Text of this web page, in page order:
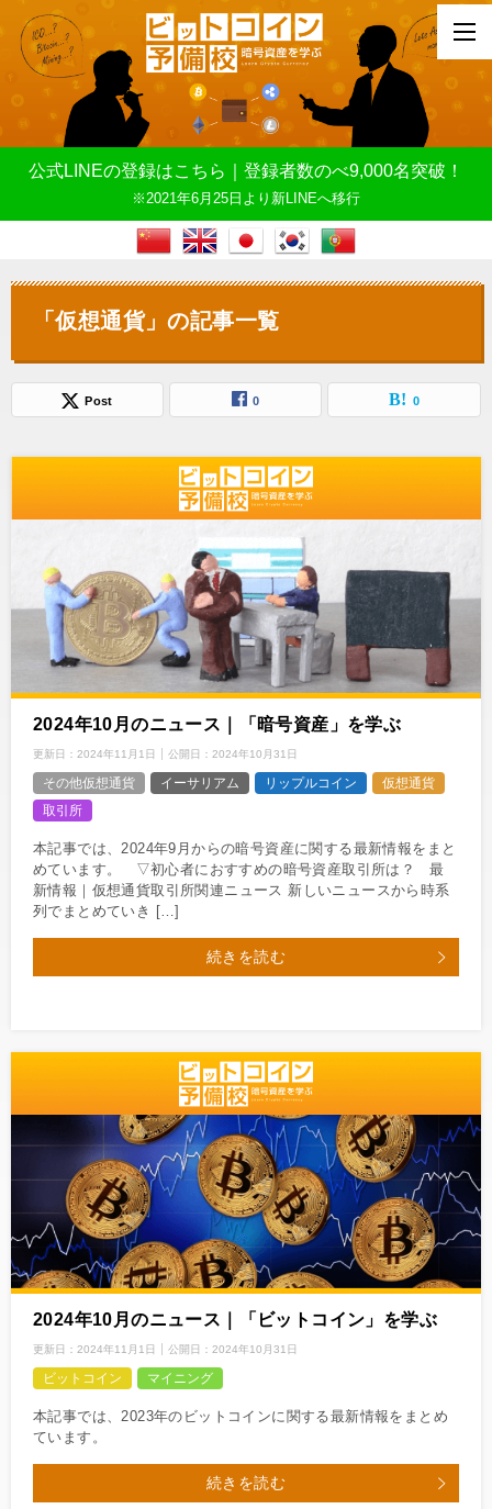
公式LINEの登録はこちら｜登録者数のべ9,000名突破！
※2021年6月25日より新LINEへ移行
「仮想通貨」の記事一覧
Post 0 0
2024年10月のニュース｜「暗号資産」を学ぶ
更新日： 2024年11月1日 公開日： 2024年10月31日
その他仮想通貨 イーサリアム リップルコイン
仮想通貨
取引所
本記事では、2024年9月からの暗号資産に関する最新情報をまと
めています。 ▽初心者におすすめの暗号資産取引所は？ 最
新情報｜仮想通貨取引所関連ニュース 新しいニュースから時系
列でまとめていき […]
続きを読む
2024年10月のニュース｜「ビットコイン」を学ぶ
更新日： 2024年11月1日 公開日： 2024年10月31日
ビットコイン マイニング
本記事では、2023年のビットコインに関する最新情報をまとめ
ています。
続きを読む